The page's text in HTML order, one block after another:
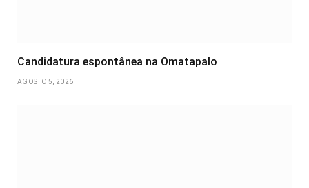
Candidatura espontânea na Omatapalo
AGOSTO 5, 2026